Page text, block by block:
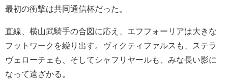
最初の衝撃は共同通信杯だった。
直線、横山武騎手の合図に応え、エフフォーリアは大きな
フットワークを繰り出す。ヴィクティファルスも、ステラ
ヴェローチェも、そしてシャフリヤールも、みな長い影に
なって遠ざかる。